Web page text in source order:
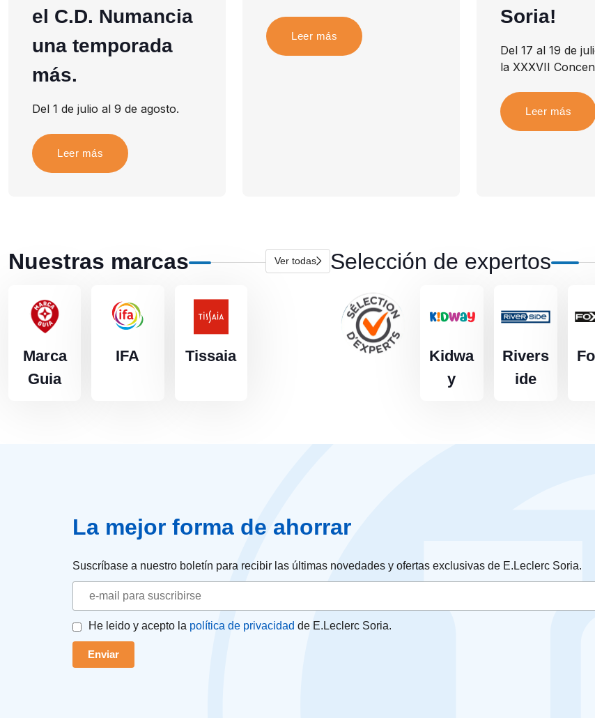
el C.D. Numancia
una temporada
más.
Del 1 de julio al 9 de agosto.
Leer más
Leer más
Soria!
Del 17 al 19 de
la XXXVII
Leer más
Nuestras marcas Ver todas
Marca
Guia
IFA Tissaia
Selección de expertos
Kidwa
y
Rivers
ide
La mejor forma de ahorrar
Suscríbase a nuestro boletín para recibir las últimas novedades y ofertas exclusivas de E.Leclerc Soria.
He leido y acepto la política de privacidad de E.Leclerc Soria.